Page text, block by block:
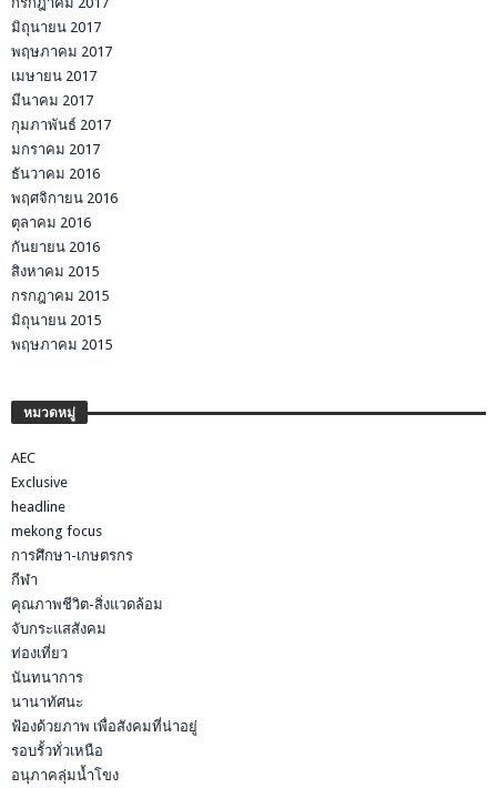
มิถุนายน 2017
พฤษภาคม 2017
เมษายน 2017
มีนาคม 2017
กุมภาพันธ์ 2017
มกราคม 2017
ธันวาคม 2016
พฤศจิกายน 2016
ตุลาคม 2016
กันยายน 2016
สิงหาคม 2015
กรกฎาคม 2015
มิถุนายน 2015
พฤษภาคม 2015
หมวดหมู่
AEC
Exclusive
headline
mekong focus
การศึกษา-เกษตรกร
กีฬา
คุณภาพชีวิต-สิ่งแวดล้อม
จับกระแสสังคม
ท่องเที่ยว
นันทนาการ
นานาทัศนะ
ฟ้องด้วยภาพ เพื่อสังคมที่น่าอยู่
รอบรั้วทั่วเหนือ
อนุภาคลุ่มน้ำโขง